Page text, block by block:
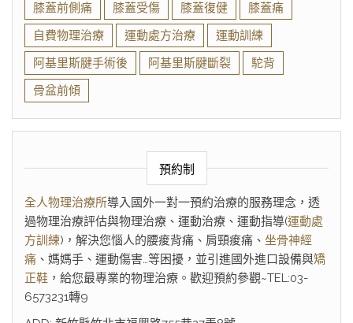
膝蓋前側痛
膝蓋受傷 膝蓋復健
膝蓋痛
自費物理治療
運動處方治療
運動訓練
阿基里斯腱手術後
阿基里斯腱斷裂
駝背
骨盆前傾
預約制
全人物理治療所導入國外一對一預約治療的服務理念，透
過物理治療評估與物理治療、運動治療、運動指導(運動處
方訓練)，解決您惱人的腰痠背痛、肩頸痠痛、 坐骨神經
痛 、媽媽手、運動傷害…等困擾，並引進國外進口設備與矯
正鞋 ，給您最專業的物理治療。歡迎預約參觀~TEL:03-
6573231轉9